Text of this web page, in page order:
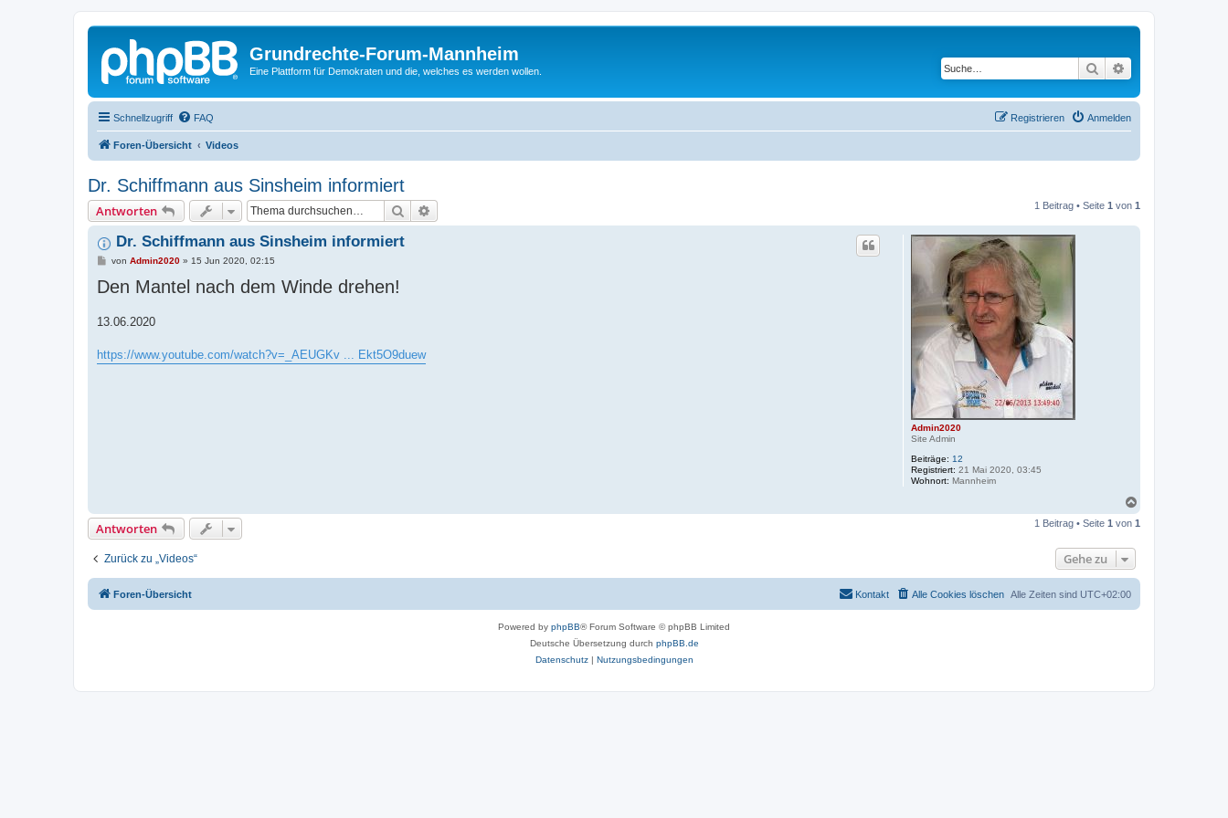
Grundrechte-Forum-Mannheim
Eine Plattform für Demokraten und die, welches es werden wollen. Suche
Schnellzugriff FAQ Anmelden
Registrieren
Foren-Übersicht Videos
Dr. Schiffmann aus Sinsheim informiert
Antworten Suche 1 Beitrag • Seite 1 von 1
Admin2020
Site Admin
Beiträge: 12
Registriert: 21 Mai 2020, 03:45
Wohnort: Mannheim
Dr. Schiffmann aus Sinsheim informiert
B
i
t
g
von Admin2020» 15 Jun 2020, 02:15
Den Mantel nach dem Winde drehen!
13.06.2020
https://www.youtube.com/watch?v=_AEUGKv ... Ekt5O9duew
c
Antworten 1 Beitrag • Seite 1 von 1
Zurück zu „Videos“ Gehe zu
Foren-Übersicht Alle Zeiten sind UTC+02:00
Alle Cookies löschen
Kontakt
Powered by phpBB® Forum Software © phpBB Limited
Deutsche Übersetzung durch phpBB.de
Datenschutz| Nutzungsbedingungen